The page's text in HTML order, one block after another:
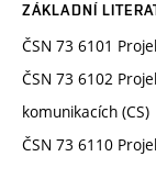
ZÁKLADNÍ
ČSN 73 6101
ČSN 73 6102
komunikacích (CS)
ČSN 73 6110